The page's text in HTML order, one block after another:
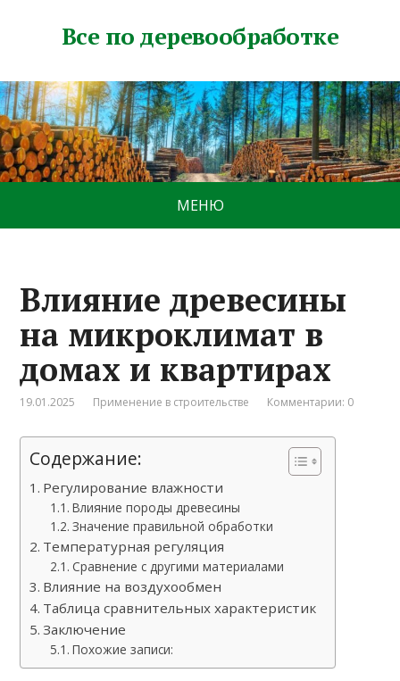
Все по деревообработке
МЕНЮ
Влияние древесины
на микроклимат в
домах и квартирах
19.01.2025 Применение в строительстве Комментарии: 0
Содержание:
Регулирование влажности
Влияние породы древесины
Значение правильной обработки
Температурная регуляция
Сравнение с другими материалами
Влияние на воздухообмен
Таблица сравнительных характеристик
Заключение
Похожие записи: